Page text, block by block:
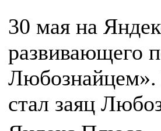
30 мая на
развивающего
Любознайцем».
стал заяц